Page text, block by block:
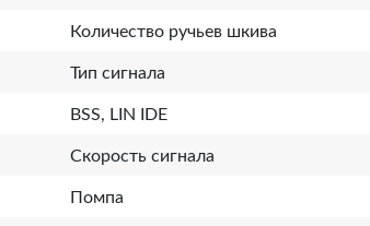
Количество ручьев шкива
Тип сигнала
BSS, LIN IDE
Скорость сигнала
Помпа